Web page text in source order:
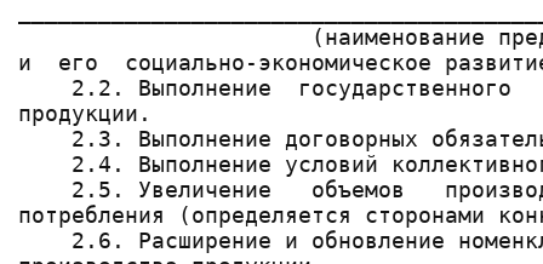
(наименование
и  его  социально-экономическое
2.2. Выполнение  государственного
продукции.
2.3. Выполнение договорных
2.4. Выполнение условий
2.5. Увеличение   объемов
потребления (определяется сторонами
2.6. Расширение и обновление